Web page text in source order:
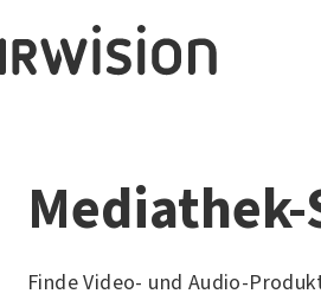
Finde Video- und Audio-